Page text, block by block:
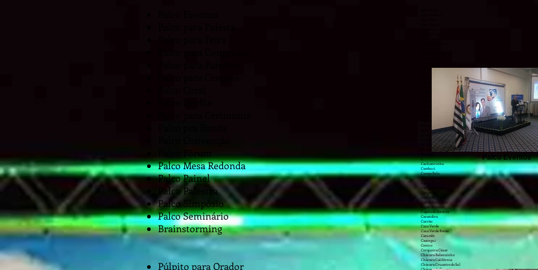
Palco Mesa Redonda
Palco Painel
Palco Palestra
Palco Simpósio
Palco Seminário
Brainstorming
Púlpito para Orador
Artur Alvim
Balneário Mar Paulista
Balneário São Francisco
Barro Branco (Zona Norte)
Brasilândia
Brooklin Novo
Brooklin Paulista
Burgo Paulista
C
Cachoeirinha
Cambuci
Campo Belo
Campo Grande
Campos Elíseos
Cangaíba
Canindé
Cantinho do Céu
Capão Redondo
Capela do Socorro
Carandiru
Carrão
Casa Verde
Casa Verde Baixa
Catumbi
Caxingui
Centro
Cerqueira César
Chácara Belenzinho
Chácara Califórnia
Chácara Cruzeiro do Sul
Palco Eventos